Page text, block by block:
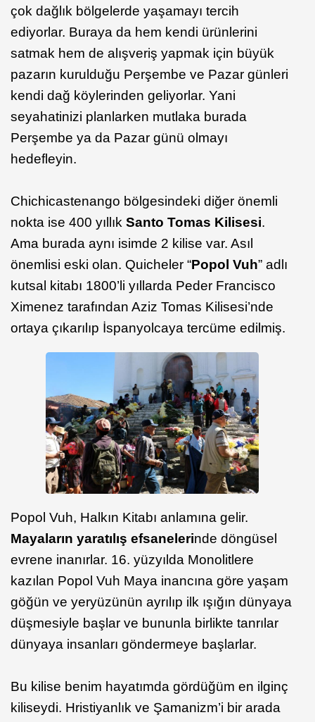
çok dağlık bölgelerde yaşamayı tercih
ediyorlar. Buraya da hem kendi ürünlerini
satmak hem de alışveriş yapmak için büyük
pazarın kurulduğu Perşembe ve Pazar günleri
kendi dağ köylerinden geliyorlar. Yani
seyahatinizi planlarken mutlaka burada
Perşembe ya da Pazar günü olmayı
hedefleyin.
Chichicastenango bölgesindeki diğer önemli
nokta ise 400 yıllık Santo Tomas Kilisesi.
Ama burada aynı isimde 2 kilise var. Asıl
önemlisi eski olan. Quicheler “Popol Vuh” adlı
kutsal kitabı 1800’li yıllarda Peder Francisco
Ximenez tarafından Aziz Tomas Kilisesi’nde
ortaya çıkarılıp İspanyolcaya tercüme edilmiş.
Popol Vuh, Halkın Kitabı anlamına gelir.
Mayaların yaratılış efsanelerinde döngüsel
evrene inanırlar. 16. yüzyılda Monolitlere
kazılan Popol Vuh Maya inancına göre yaşam
göğün ve yeryüzünün ayrılıp ilk ışığın dünyaya
düşmesiyle başlar ve bununla birlikte tanrılar
dünyaya insanları göndermeye başlarlar.
Bu kilise benim hayatımda gördüğüm en ilginç
kiliseydi. Hristiyanlık ve Şamanizm’i bir arada